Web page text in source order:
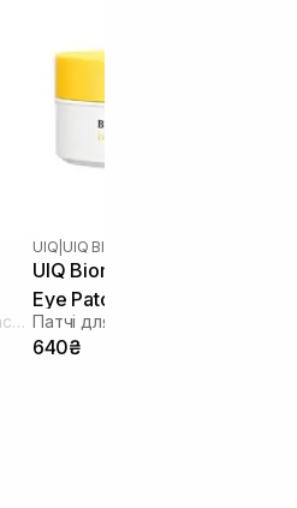
Зволожувальна гідрогелева маска для шкіри навколо очей
UIQ UIQ BIOME VITA C
UIQ Biome Vita C Dark Circle
Eye Patch 60 шт
640₴